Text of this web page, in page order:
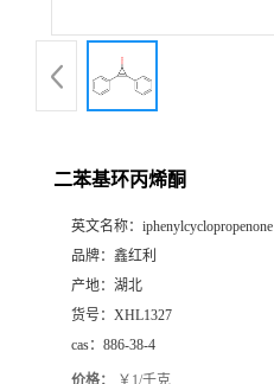
二苯基环丙烯酮
英文名称： iphenylcyclopropenone
品牌： 鑫红利
产地： 湖北
货号： XHL1327
cas： 886-38-4